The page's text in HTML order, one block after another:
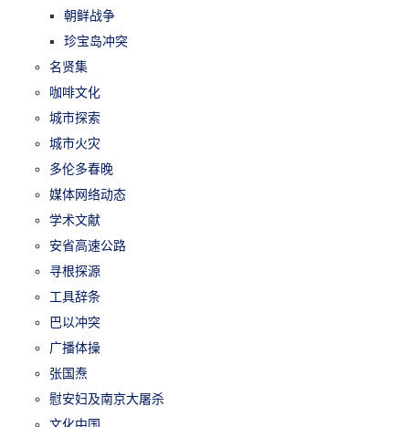
朝鲜战争
珍宝岛冲突
名贤集
咖啡文化
城市探索
城市火灾
多伦多春晚
媒体网络动态
学术文献
安省高速公路
寻根探源
工具辞条
巴以冲突
广播体操
张国焘
慰安妇及南京大屠杀